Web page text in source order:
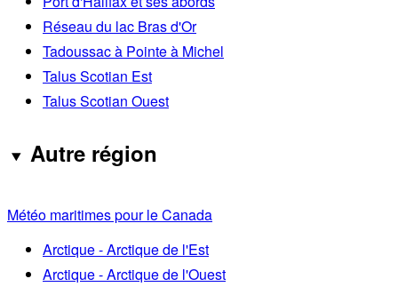
Réseau du lac Bras d'Or
Tadoussac à Pointe à Michel
Talus Scotian Est
Talus Scotian Ouest
Autre région
Météo maritimes pour le Canada
Arctique - Arctique de l'Est
Arctique - Arctique de l'Ouest